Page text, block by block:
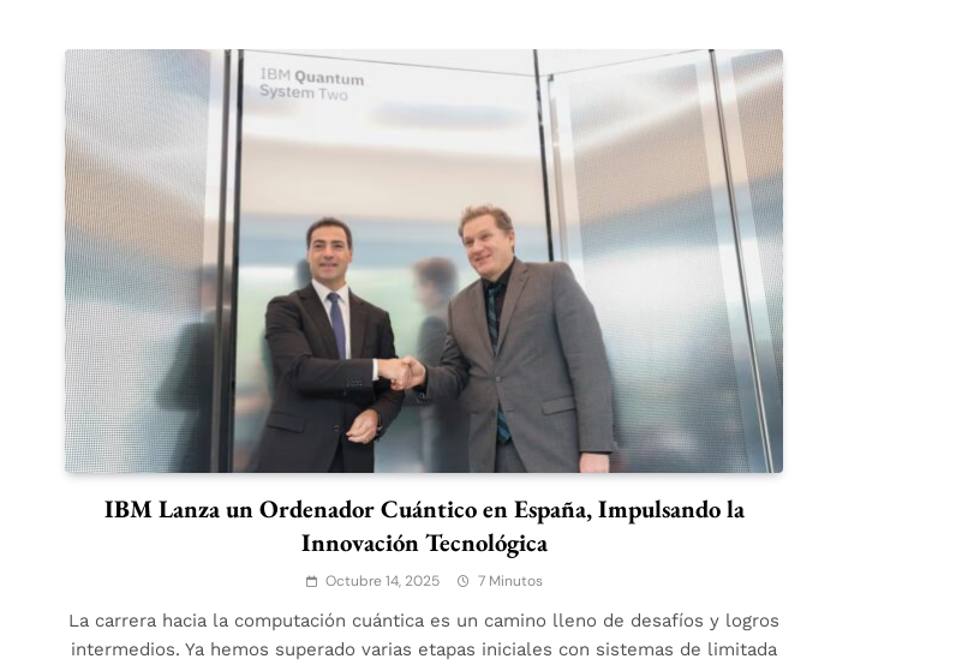
IBM Lanza un Ordenador Cuántico en España, Impulsando la
Innovación Tecnológica
Octubre 14, 2025 7 Minutos
La carrera hacia la computación cuántica es un camino lleno de desafíos y logros
intermedios. Ya hemos superado varias etapas iniciales con sistemas de limitada